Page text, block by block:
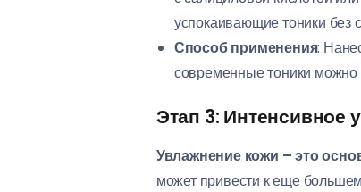
успокаивающие тоники без
Способ применения:
современные тоники
Этап 3: Интенсивное
Увлажнение кожи – это
может привести к еще